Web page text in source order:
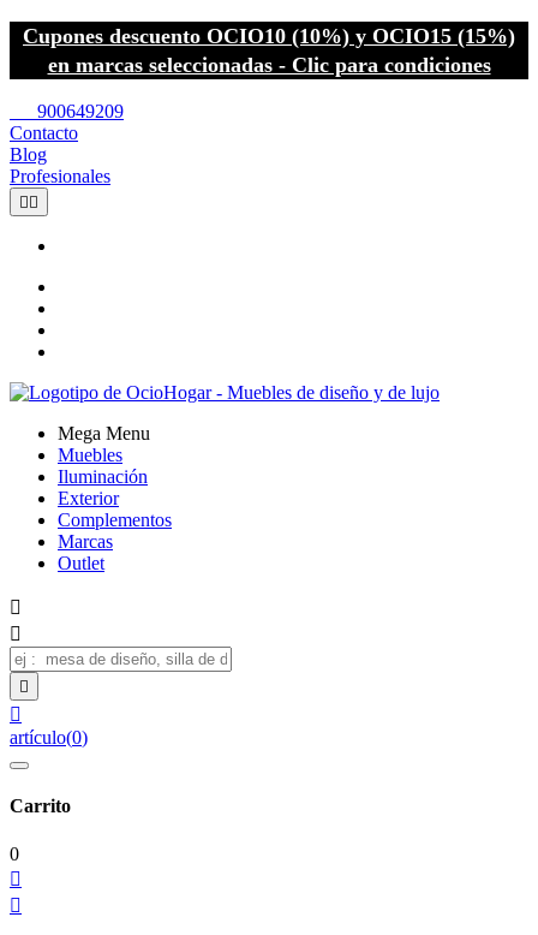
Cupones descuento OCIO10 (10%) y OCIO15 (15%)
en marcas seleccionadas - Clic para condiciones
900649209
Contacto
Blog
Profesionales
 
Mega Menu
Muebles
Iluminación
Exterior
Complementos
Marcas
Outlet




artículo(0)
Carrito
0

